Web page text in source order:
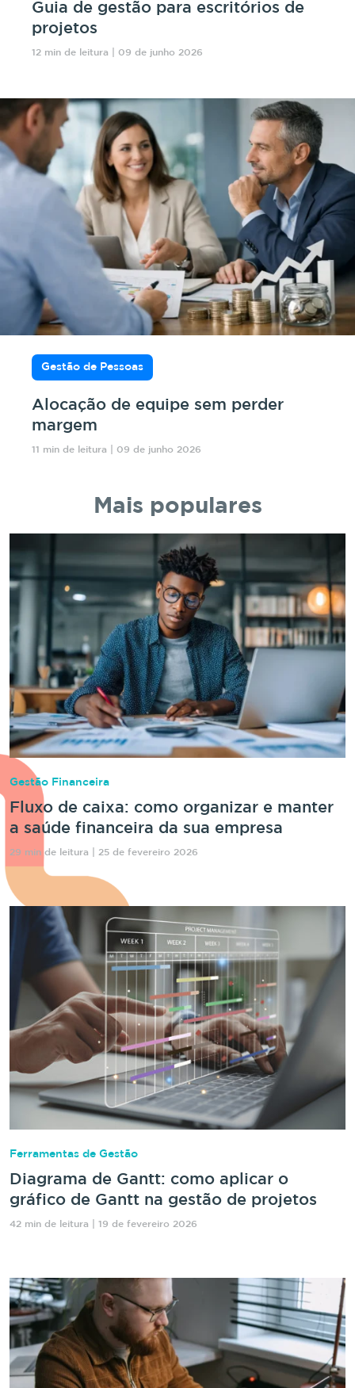
Guia de gestão para escritórios de
projetos
12 min de leitura | 09 de junho 2026
Gestão de Pessoas
Alocação de equipe sem perder
margem
11 min de leitura | 09 de junho 2026
Mais populares
Gestão Financeira
Fluxo de caixa: como organizar e manter
a saúde financeira da sua empresa
29 min de leitura | 25 de fevereiro 2026
Ferramentas de Gestão
Diagrama de Gantt: como aplicar o
gráfico de Gantt na gestão de projetos
42 min de leitura | 19 de fevereiro 2026